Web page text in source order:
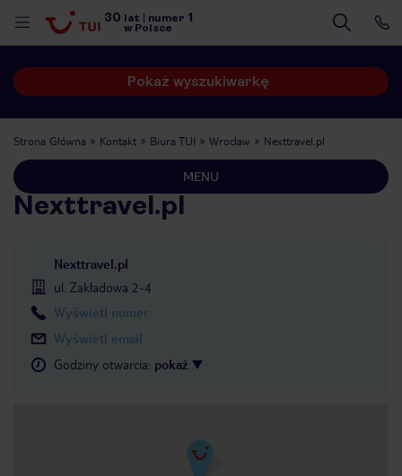
30 lat numer 1
w Polsce
Pokaż wyszukiwarkę
Strona Główna Kontakt Biura TUI Wrocław Nexttravel.pl
MENU
Nexttravel.pl
Nexttravel.pl
ul. Zakładowa 2-4
Wyświetl numer
Wyświetl email
Godziny otwarcia: pokaż